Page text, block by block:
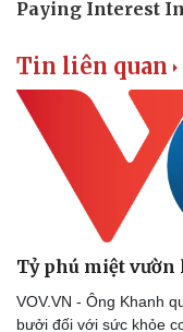
Tin liên quan
Tỷ phú miệt
VOV.VN - Ông Khanh
bưởi đối với sức khỏe